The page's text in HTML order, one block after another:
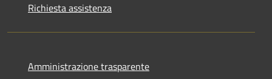
Richiesta assistenza
Amministrazione trasparente